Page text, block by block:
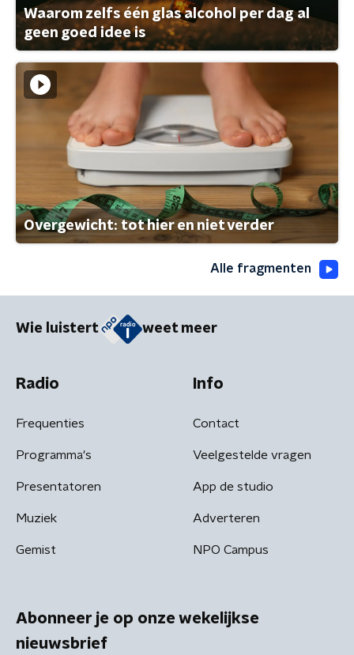
Waarom zelfs één glas alcohol per dag al
geen goed idee is
Overgewicht: tot hier en niet verder
Alle fragmenten
Wie luistert weet meer
Radio
Frequenties
Programma's
Presentatoren
Muziek
Gemist
Info
Contact
Veelgestelde vragen
App de studio
Adverteren
NPO Campus
Abonneer je op onze wekelijkse
nieuwsbrief